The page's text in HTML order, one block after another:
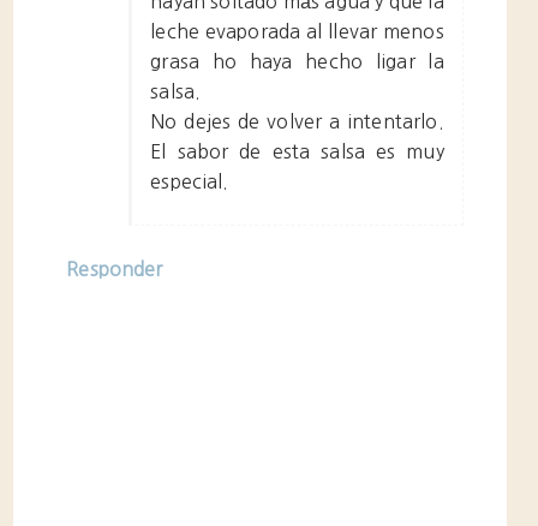
leche evaporada al llevar menos
grasa ho haya hecho ligar la
salsa.
No dejes de volver a intentarlo.
El sabor de esta salsa es muy
especial.
Responder